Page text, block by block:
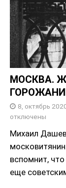
МОСКВА.
8, октябрь
отключены
Михаил
вспомнит,
еще